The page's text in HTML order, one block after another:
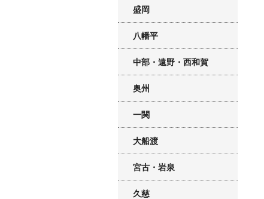
盛岡
八幡平
中部・遠野・西和賀
奥州
一関
大船渡
宮古・岩泉
久慈